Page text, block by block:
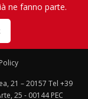
ne fanno parte.
21 – 20157 Tel +39
25 - 00144 PEC